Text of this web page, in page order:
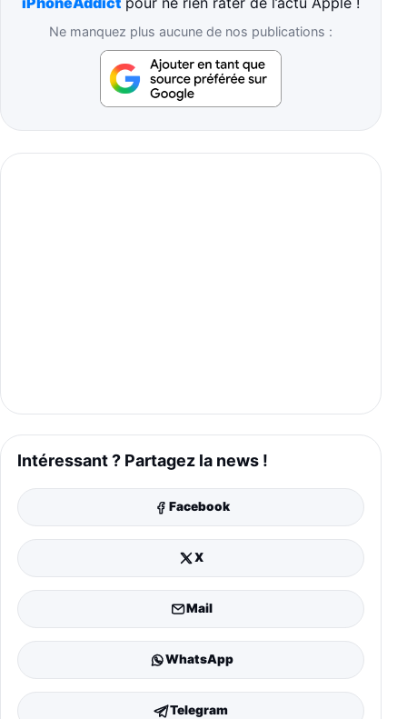
Ne manquez plus aucune de nos publications :
Intéressant ? Partagez la news !
Facebook
X
Mail
WhatsApp
Telegram